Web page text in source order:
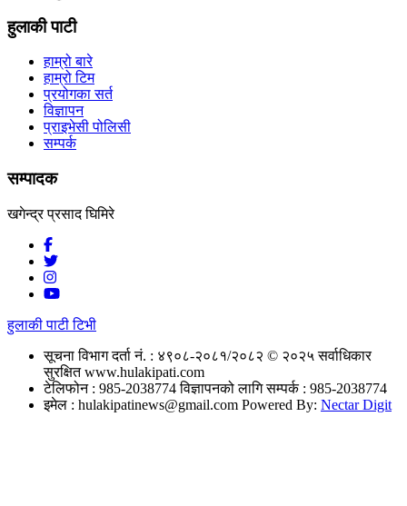
हुलाकी पाटी
हाम्रो बारे
हाम्रो टिम
प्रयोगका सर्त
विज्ञापन
प्राइभेसी पोलिसी
सम्पर्क
सम्पादक
खगेन्द्र प्रसाद घिमिरे
हुलाकी पाटी टिभी
सूचना विभाग दर्ता नं. : ४९०८-२०८१/२०८२ © २०२५ सर्वाधिकार
सुरक्षित www.hulakipati.com
टेलिफोन : 985-2038774विज्ञापनको लागि सम्पर्क : 985-2038774
इमेल : hulakipatinews@gmail.com Powered By: Nectar Digit